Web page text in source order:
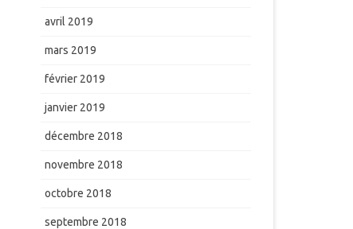
avril 2019
mars 2019
février 2019
janvier 2019
décembre 2018
novembre 2018
octobre 2018
septembre 2018